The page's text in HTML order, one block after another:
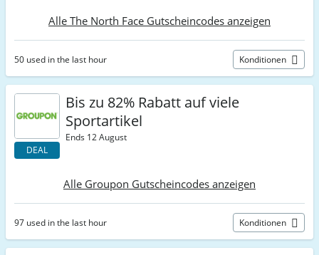
Alle The North Face Gutscheincodes anzeigen
50 used in the last hour Konditionen
DEAL
Bis zu 82% Rabatt auf viele
Sportartikel
Ends 12 August
Alle Groupon Gutscheincodes anzeigen
97 used in the last hour Konditionen